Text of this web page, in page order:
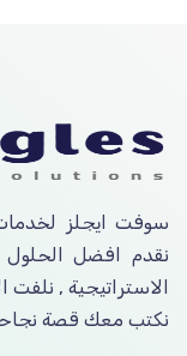
سوفت ايجلز لخدمات
نقدم افضل
الاستراتيجية , نلفت
نكتب معك قصة